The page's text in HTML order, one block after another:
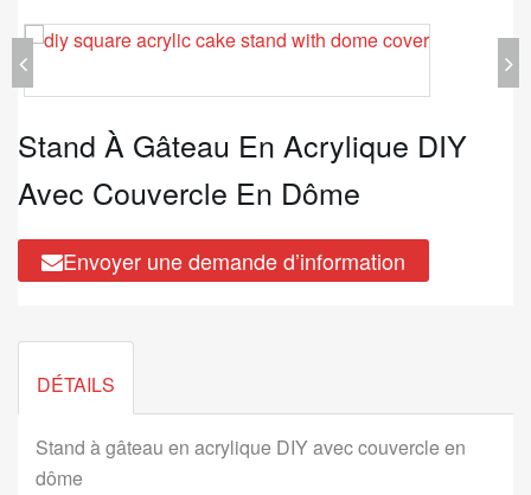
Stand À Gâteau En Acrylique DIY
Avec Couvercle En Dôme
Envoyer une demande d’information
DÉTAILS
Stand à gâteau en acrylique DIY avec couvercle en
dôme